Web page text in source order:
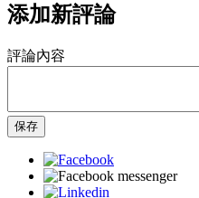
添加新評論
評論內容
保存